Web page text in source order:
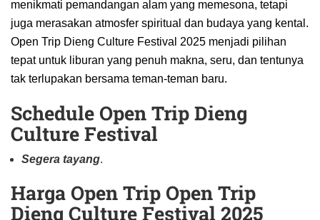
menikmati pemandangan alam yang memesona, tetapi
juga merasakan atmosfer spiritual dan budaya yang kental.
Open Trip Dieng Culture Festival 2025 menjadi pilihan
tepat untuk liburan yang penuh makna, seru, dan tentunya
tak terlupakan bersama teman-teman baru.
Schedule Open Trip Dieng
Culture Festival
Segera tayang.
Harga Open Trip Open Trip
Dieng Culture Festival 2025